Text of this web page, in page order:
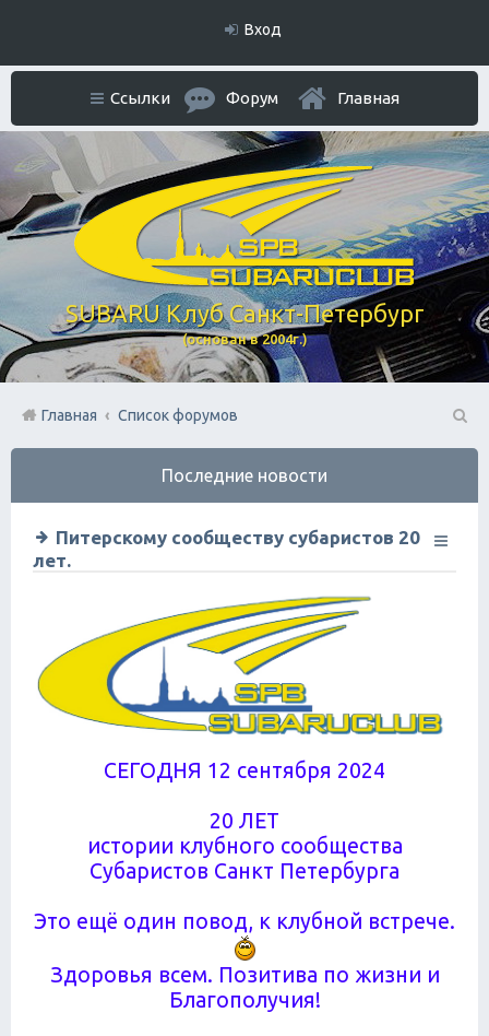
Вход
SUBARU Клуб Санкт-Петербург
(основан в 2004г.)
Ссылки Форум Главная
Главная
Список форумов
П
Последние новости
Питерскому сообществу субаристов 20
лет.
СЕГОДНЯ 12 сентября 2024
20 ЛЕТ
истории клубного сообщества
Субаристов Санкт Петербурга
Это ещё один повод, к клубной встрече.
Здоровья всем. Позитива по жизни и
Благополучия!